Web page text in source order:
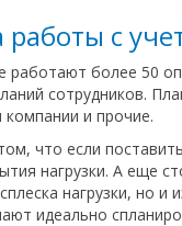
работы с
работают более 50
сотрудников.
и прочие.
что если
нагрузки. А еще
нагрузки, но
идеально